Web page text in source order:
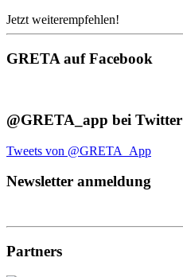
Jetzt weiterempfehlen!
GRETA auf Facebook
@GRETA_app bei Twitter
Tweets von @GRETA_App
Newsletter anmeldung
Partners